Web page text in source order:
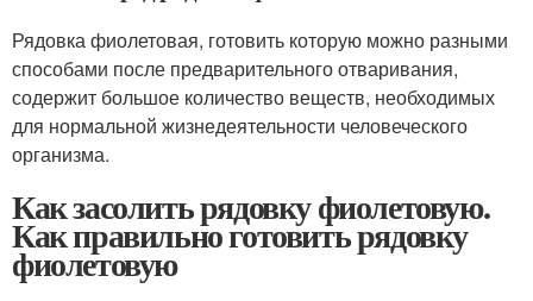
Рядовка фиолетовая, готовить которую можно разными
способами после предварительного отваривания,
содержит большое количество веществ, необходимых
для нормальной жизнедеятельности человеческого
организма.
Как засолить рядовку фиолетовую.
Как правильно готовить рядовку
фиолетовую